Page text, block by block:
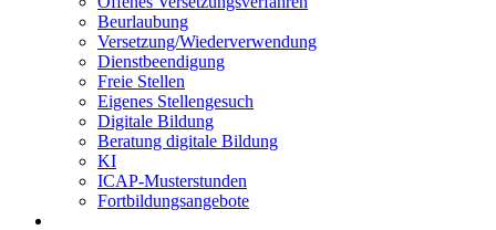
Beurlaubung
Versetzung/Wiederverwendung
Dienstbeendigung
Freie Stellen
Eigenes Stellengesuch
Digitale Bildung
Beratung digitale Bildung
KI
ICAP-Musterstunden
Fortbildungsangebote